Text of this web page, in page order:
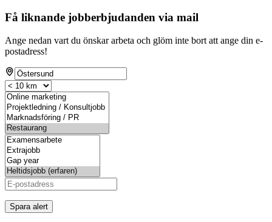
Få liknande jobberbjudanden via mail
Ange nedan vart du önskar arbeta och glöm inte bort att ange din e-
postadress!
Spara alert